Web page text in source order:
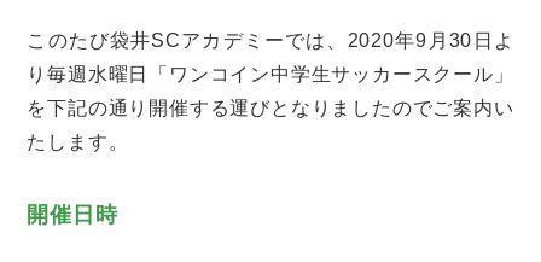
このたび袋井SCアカデミーでは、2020年9月30日よ
り毎週水曜日「ワンコイン中学生サッカースクール」
を下記の通り開催する運びとなりましたのでご案内い
たします。
開催日時